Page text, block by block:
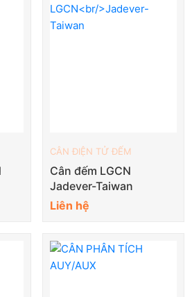
CÂN ĐIỆN TỬ ĐẾM
Cân đếm LGCN
Jadever-Taiwan
Liên hệ